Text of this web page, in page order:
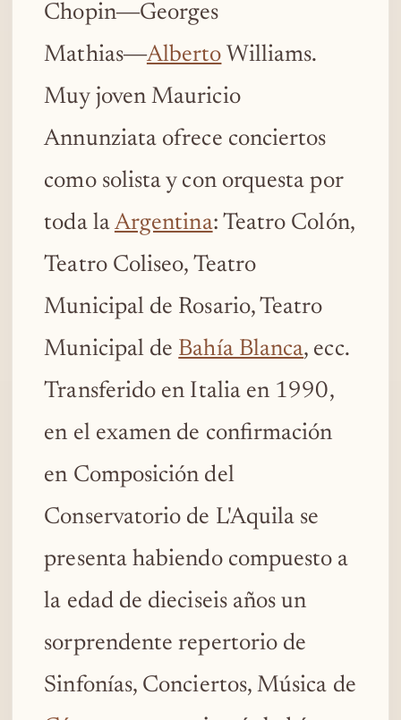
Chopin―Georges
Mathias―Alberto Williams.
Muy joven Mauricio
Annunziata ofrece conciertos
como solista y con orquesta por
toda laArgentina: Teatro Colón,
Teatro Coliseo, Teatro
Municipal de Rosario, Teatro
Municipal de Bahía Blanca, ecc.
Transferido en Italia en 1990,
en el examen de confirmación
en Composición del
Conservatorio de L'Aquila se
presenta habiendo compuesto a
la edad de dieciseis años un
sorprendente repertorio de
Sinfonías, Conciertos, Música de